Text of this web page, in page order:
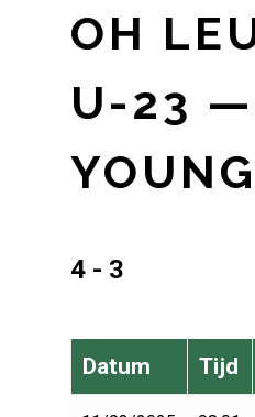
OH
U-23 —
4 - 3
Datum Tijd